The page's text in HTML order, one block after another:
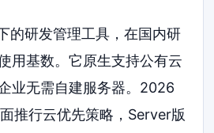
的研发管理工具，在国内研
用基数。它原生支持公有云
业无需自建服务器。2026
推行云优先策略，Server版